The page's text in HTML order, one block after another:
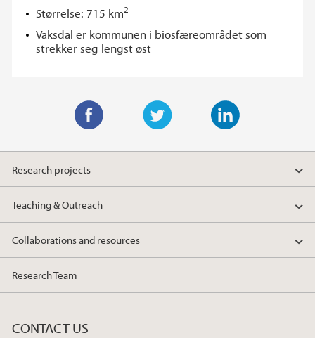
Størrelse: 715 km2
Vaksdal er kommunen i biosfæreområdet som
strekker seg lengst øst
w
t
e
i
k
d
n
a
c
e
b
o
o
k
Research projects
Teaching & Outreach
Collaborations and resources
Research Team
CONTACT US